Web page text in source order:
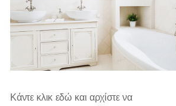
Κάντε κλικ εδώ και αρχίστε να